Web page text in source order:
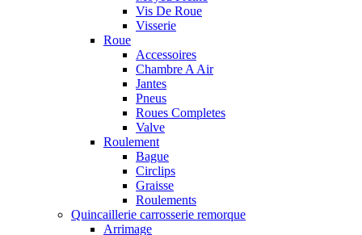
Vis De Roue
Visserie
Roue
Accessoires
Chambre A Air
Jantes
Pneus
Roues Completes
Valve
Roulement
Bague
Circlips
Graisse
Roulements
Quincaillerie carrosserie remorque
Arrimage